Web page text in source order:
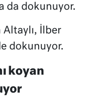
da dokunuyor.
Altaylı, İlber
dokunuyor.
koyan